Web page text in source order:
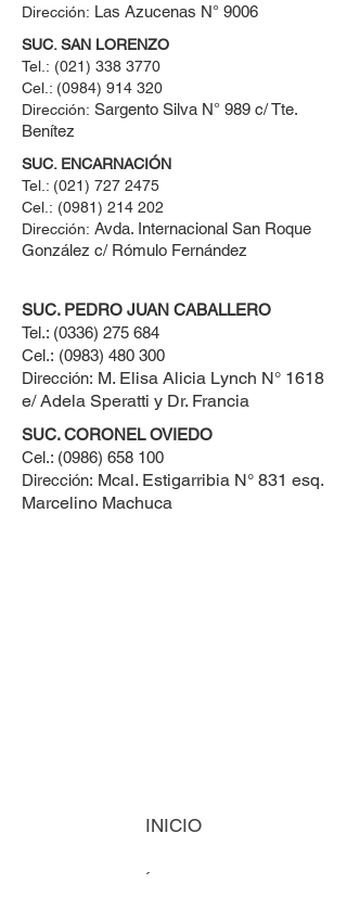
Dirección: Las Azucenas N° 9006
SUC. SAN LORENZO
Tel.: (021) 338 3770
Cel.: ​(0984) 914 320
Dirección: Sargento Silva N° 989 c/ Tte.
Benítez
SUC. ENCARNACIÓN
Tel.: (021) 727 2475
Cel.: (0981) 214 202
Dirección: Avda. Internacional San Roque
González c/ Rómulo Fernández
SUC. PEDRO JUAN CABALLERO
Tel.: (0336) 275 684
Cel.: (0983) 480 300
Dirección: M. Elisa Alicia Lynch N° 1618
e/ Adela Speratti y Dr. Francia
SUC. CORONEL OVIEDO
Cel.: (0986) 658 100
Dirección: Mcal. Estigarribia N° 831 esq.
Marcelino Machuca
INICIO